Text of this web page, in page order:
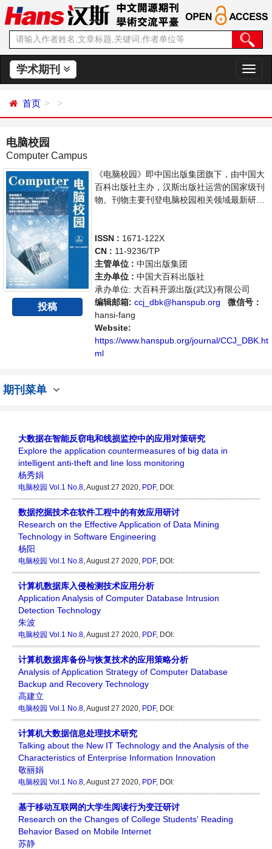
学术期刊
切
换
首页
电脑校园
Computer Campus
投稿
《电脑校园》即中国出版集团旗下，由中国大
百科出版社主办，汉斯出版社运营的国家级刊
物。刊物主要刊登电脑校园相关领域最新研究
体，旨在给世界范围内的科学家、学者、科研
人员提供一个传播、分享和讨论电脑领域内不
同方向问题与发展的交流平台。
ISSN : 1671-122X
CN : 11-9236/TP
主管单位 : 中国出版集团
主办单位 : 中国大百科出版社
承办单位: 大百科开源出版(武汉)有限公司
编辑邮箱: ccj_dbk@hanspub.org
微信号：
hansi-fang
Website:
https://www.hanspub.org/journal/CCJ_DBK.ht
ml
期刊菜单
大数据在智能反窃电和线损监控中的应用对策研究
Explore the application countermeasures of big data in
intelligent anti-theft and line loss monitoring
杨秀娟
电脑校园 Vol.1 No.8, August 27 2020, PDF, DOI:
数据挖掘技术在软件工程中的有效应用研讨
Research on the Effective Application of Data Mining
Technology in Software Engineering
杨阳
电脑校园 Vol.1 No.8, August 27 2020, PDF, DOI:
计算机数据库入侵检测技术应用分析
Application Analysis of Computer Database Intrusion
Detection Technology
朱波
电脑校园 Vol.1 No.8, August 27 2020, PDF, DOI:
计算机数据库备份与恢复技术的应用策略分析
Analysis of Application Strategy of Computer Database
Backup and Recovery Technology
高建立
电脑校园 Vol.1 No.8, August 27 2020, PDF, DOI:
计算机大数据信息处理技术研究
Talking about the New IT Technology and the Analysis of the
Characteristics of Enterprise Information Innovation
敬丽娟
电脑校园 Vol.1 No.8, August 27 2020, PDF, DOI:
基于移动互联网的大学生阅读行为变迁研讨
Research on the Changes of College Students' Reading
Behavior Based on Mobile Internet
苏静